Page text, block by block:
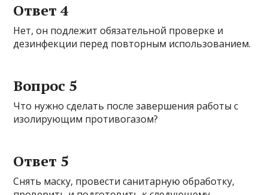
Ответ 4
Нет, он подлежит обязательной проверке и
дезинфекции перед повторным использованием.
Вопрос 5
Что нужно сделать после завершения работы с
изолирующим противогазом?
Ответ 5
Снять маску, провести санитарную обработку,